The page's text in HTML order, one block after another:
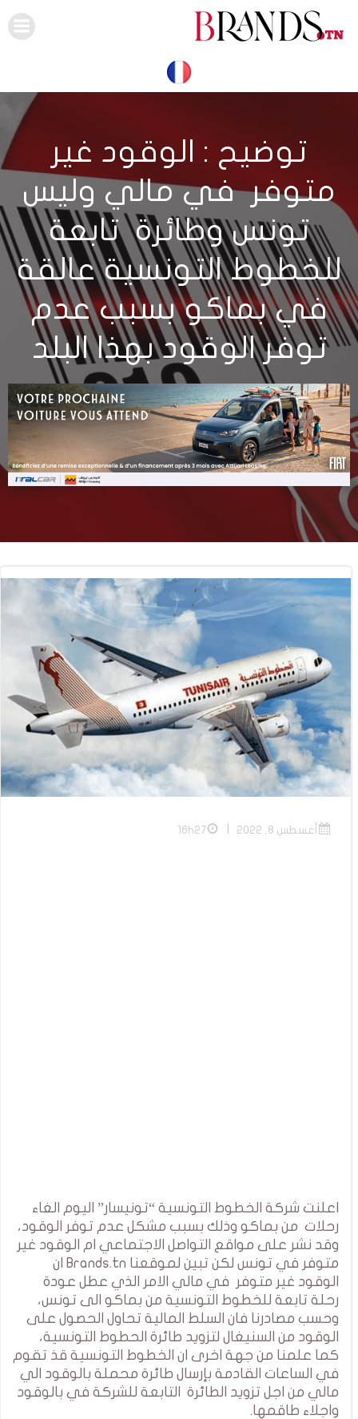
توضيح : الوقود غير
متوفر في مالي وليس
تونس وطائرة تابعة
للخطوط التونسية عالقة
في بماكو بسبب عدم
توفر الوقود بهذا البلد
أغسطس 8, 2022 16h27
اعلنت شركة الخطوط التونسية “تونيسار” اليوم الغاء
رحلات من بماكو وذلك بسبب مشكل عدم توفر الوقود،
وقد نشر على مواقع التواصل الاجتماعي ام الوقود غير
متوفر في تونس لكن تبين لموقعنا Brands.tn ان
الوقود غير متوفر في مالي الامر الذي عطل عودة
رحلة تابعة للخطوط التونسية من بماكو الى تونس،
وحسب مصادرنا فان السلط المالية تحاول الحصول على
الوقود من السنيغال لتزويد طائرة الحطوط التونسية،
كما علمنا من جهة اخرى ان الخطوط التونسية قذ تقوم
في الساعات القادمة بإرسال طائرة محملة بالوقود الي
مالي من اجل تزويد الطائرة التابعة للشركة في بالوقود
واجلاء طاقمها.